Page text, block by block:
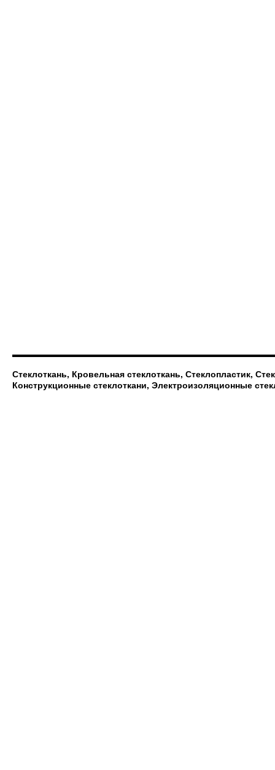
Стеклоткань, Кровельная стеклоткань, Стеклопластик,
Конструкционные стеклоткани, Электроизоляционные